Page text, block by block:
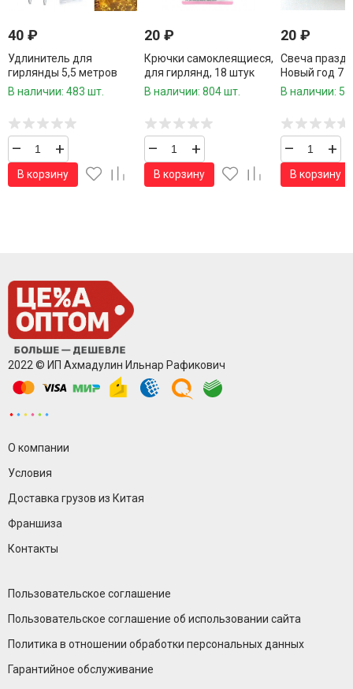
40 ₽
Удлинитель для
гирлянды 5,5 метров
В наличии: 483 шт.
– +
В корзину
20 ₽
Крючки самоклеящиеся,
для гирлянд, 18 штук
В наличии: 804 шт.
– +
В корзину
20 ₽
Свеча
Новый год 7
В наличии:
– +
В корзину
2022 © ИП Ахмадулин Ильнар Рафикович
О компании
Условия
Доставка грузов из Китая
Франшиза
Контакты
Пользовательское соглашение
Пользовательское соглашение об использовании сайта
Политика в отношении обработки персональных данных
Гарантийное обслуживание